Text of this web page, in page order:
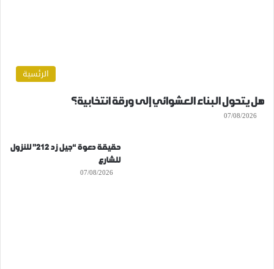
الرئسية
هل يتحول البناء العشوائي إلى ورقة انتخابية؟
07/08/2026
حقيقة دعوة “جيل زد 212” للنزول
للشارع
07/08/2026